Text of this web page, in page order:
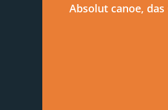
Absolut canoe,